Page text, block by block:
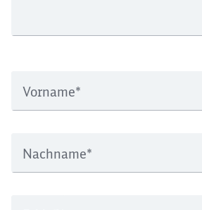
Vorname*
Nachname*